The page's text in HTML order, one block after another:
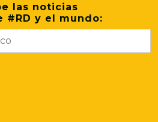
las noticias
#RD y el mundo: